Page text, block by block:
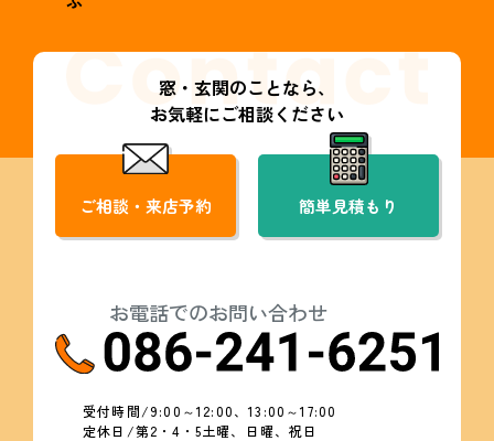
窓・玄関のことなら、
お気軽にご相談ください
ご相談・来店予約 簡単見積もり
お電話でのお問い合わせ
受付時間/9:00～12:00、13:00～17:00
定休日/第2・4・5土曜、日曜、祝日